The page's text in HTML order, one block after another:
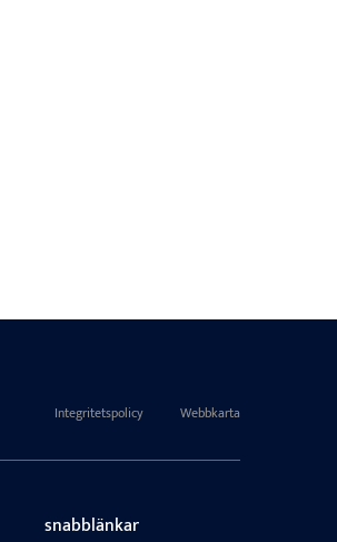
Integritetspolicy Webbkarta
snabblänkar